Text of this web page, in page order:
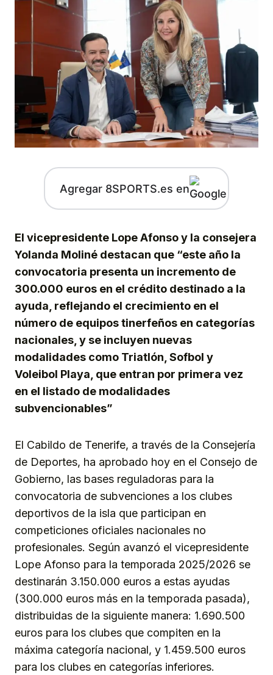
Agregar 8SPORTS.es en
El vicepresidente Lope Afonso y la consejera
Yolanda Moliné destacan que “este año la
convocatoria presenta un incremento de
300.000 euros en el crédito destinado a la
ayuda, reflejando el crecimiento en el
número de equipos tinerfeños en categorías
nacionales, y se incluyen nuevas
modalidades como Triatlón, Sofbol y
Voleibol Playa, que entran por primera vez
en el listado de modalidades
subvencionables”
El Cabildo de Tenerife, a través de la Consejería
de Deportes, ha aprobado hoy en el Consejo de
Gobierno, las bases reguladoras para la
convocatoria de subvenciones a los clubes
deportivos de la isla que participan en
competiciones oficiales nacionales no
profesionales. Según avanzó el vicepresidente
Lope Afonso para la temporada 2025/2026 se
destinarán 3.150.000 euros a estas ayudas
(300.000 euros más en la temporada pasada),
distribuidas de la siguiente manera: 1.690.500
euros para los clubes que compiten en la
máxima categoría nacional, y 1.459.500 euros
para los clubes en categorías inferiores.